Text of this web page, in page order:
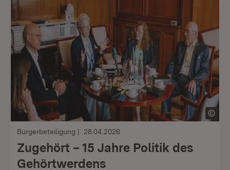
Bürgerbeteiligung 28.04.2026
Zugehört – 15 Jahre Politik des
Gehörtwerdens